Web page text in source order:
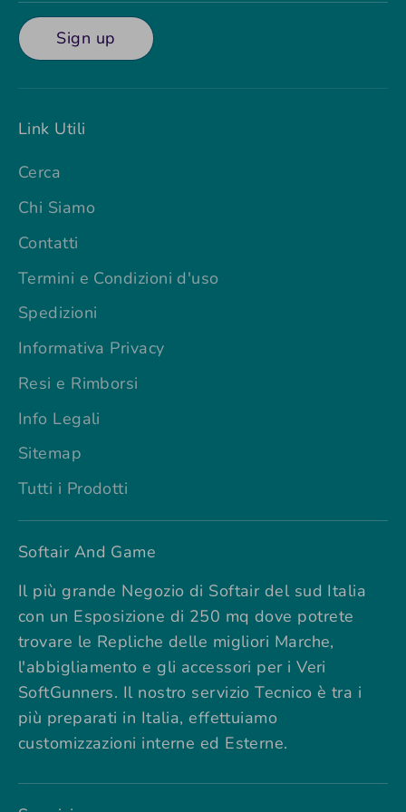
Sign up
Link Utili
Cerca
Chi Siamo
Contatti
Termini e Condizioni d'uso
Spedizioni
Informativa Privacy
Resi e Rimborsi
Info Legali
Sitemap
Tutti i Prodotti
Softair And Game
Il più grande Negozio di Softair del sud Italia
con un Esposizione di 250 mq dove potrete
trovare le Repliche delle migliori Marche,
l'abbigliamento e gli accessori per i Veri
SoftGunners. Il nostro servizio Tecnico è tra i
più preparati in Italia, effettuiamo
customizzazioni interne ed Esterne.